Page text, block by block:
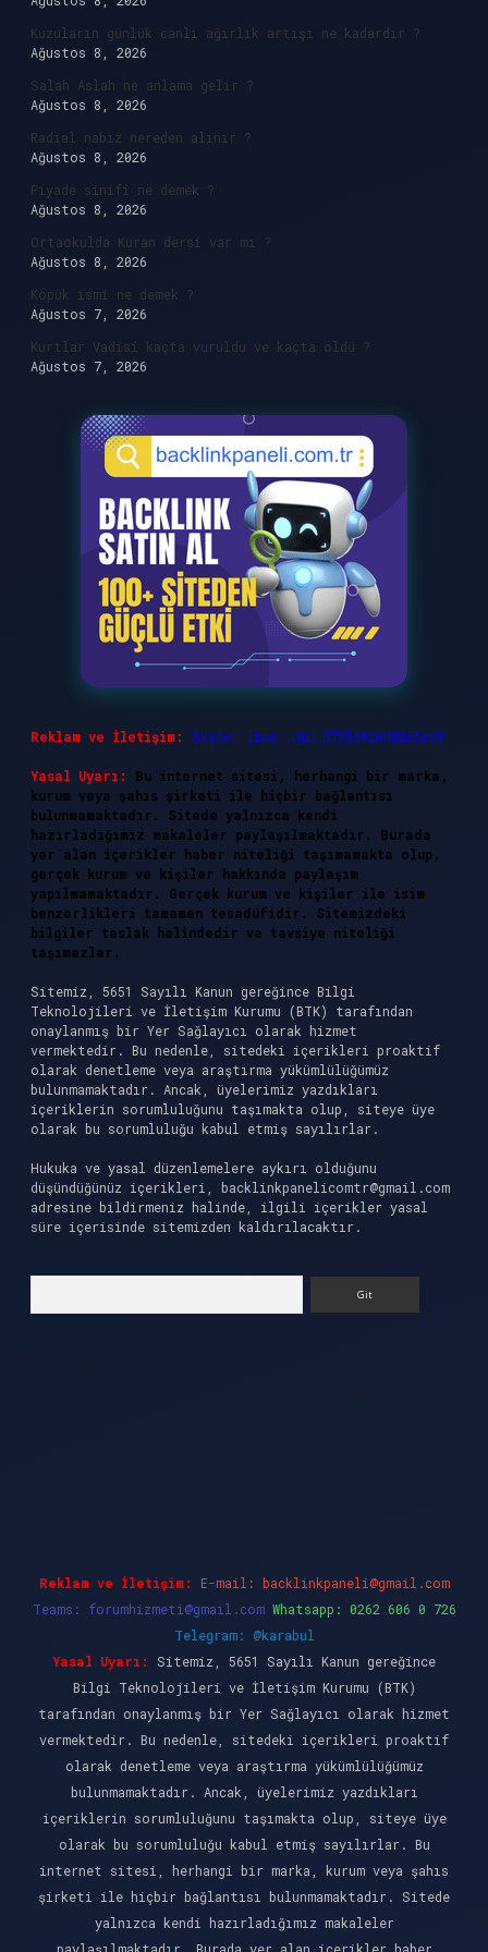
Kuzuların günlük canlı ağırlık artışı ne kadardır ?
Ağustos 8, 2026
Salah Aslah ne anlama gelir ?
Ağustos 8, 2026
Radial nabız nereden alınır ?
Ağustos 8, 2026
Piyade sinifi ne demek ?
Ağustos 8, 2026
Ortaokulda Kuran dersi var mı ?
Ağustos 8, 2026
Köpük ismi ne demek ?
Ağustos 7, 2026
Kurtlar Vadisi kaçta vuruldu ve kaçta öldü ?
Ağustos 7, 2026
Reklam ve İletişim: Skype: live:.cid.575569c608265c69
Yasal Uyarı:
Bu internet sitesi, herhangi bir marka,
kurum veya şahıs şirketi ile hiçbir bağlantısı
bulunmamaktadır. Sitede yalnızca kendi
hazırladığımız makaleler paylaşılmaktadır. Burada
yer alan içerikler haber niteliği taşımamakta olup,
gerçek kurum ve kişiler hakkında paylaşım
yapılmamaktadır. Gerçek kurum ve kişiler ile isim
benzerlikleri tamamen tesadüfidir. Sitemizdeki
bilgiler taslak halindedir ve tavsiye niteliği
taşımazlar.
Sitemiz, 5651 Sayılı Kanun gereğince Bilgi
Teknolojileri ve İletişim Kurumu (BTK) tarafından
onaylanmış bir Yer Sağlayıcı olarak hizmet
vermektedir. Bu nedenle, sitedeki içerikleri proaktif
olarak denetleme veya araştırma yükümlülüğümüz
bulunmamaktadır. Ancak, üyelerimiz yazdıkları
içeriklerin sorumluluğunu taşımakta olup, siteye üye
olarak bu sorumluluğu kabul etmiş sayılırlar.
Hukuka ve yasal düzenlemelere aykırı olduğunu
düşündüğünüz içerikleri, backlinkpanelicomtr@gmail.com
adresine bildirmeniz halinde, ilgili içerikler yasal
süre içerisinde sitemizden kaldırılacaktır.
Reklam ve İletişim: E-mail: backlinkpaneli@gmail.com
Teams: forumhizmeti@gmail.com Whatsapp: 0262 606 0 726
Telegram: @karabul
Yasal Uyarı:
Sitemiz, 5651 Sayılı Kanun gereğince
Bilgi Teknolojileri ve İletişim Kurumu (BTK)
tarafından onaylanmış bir Yer Sağlayıcı olarak hizmet
vermektedir. Bu nedenle, sitedeki içerikleri proaktif
olarak denetleme veya araştırma yükümlülüğümüz
bulunmamaktadır. Ancak, üyelerimiz yazdıkları
içeriklerin sorumluluğunu taşımakta olup, siteye üye
olarak bu sorumluluğu kabul etmiş sayılırlar. Bu
internet sitesi, herhangi bir marka, kurum veya şahıs
şirketi ile hiçbir bağlantısı bulunmamaktadır. Sitede
yalnızca kendi hazırladığımız makaleler